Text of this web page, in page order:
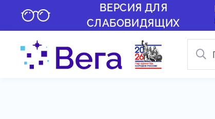
ВЕРСИЯ ДЛЯ
СЛАБОВИДЯЩИХ